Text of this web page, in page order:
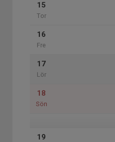
15
Tor
16
Fre
17
Lör
18
Sön
19